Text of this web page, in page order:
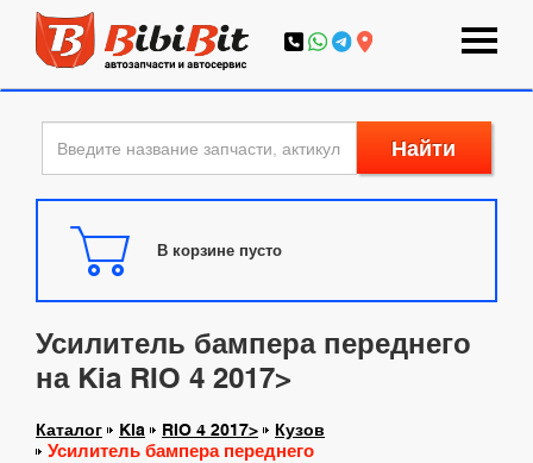
Найти
В корзине пусто
Усилитель бампера переднего
на Kia RIO 4 2017>
Каталог Kia RIO 4 2017> Кузов
Усилитель бампера переднего